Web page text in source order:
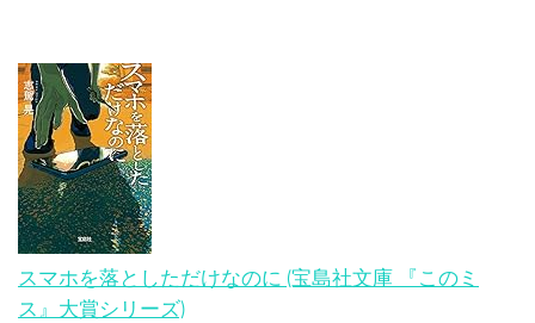
スマホを落としただけなのに (宝島社文庫 『このミ
ス』大賞シリーズ)